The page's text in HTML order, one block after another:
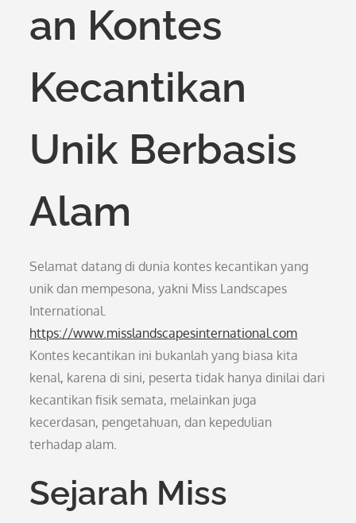
an Kontes
Kecantikan
Unik Berbasis
Alam
Selamat datang di dunia kontes kecantikan yang
unik dan mempesona, yakni Miss Landscapes
International.
https://www.misslandscapesinternational.com
Kontes kecantikan ini bukanlah yang biasa kita
kenal, karena di sini, peserta tidak hanya dinilai dari
kecantikan fisik semata, melainkan juga
kecerdasan, pengetahuan, dan kepedulian
terhadap alam.
Sejarah Miss